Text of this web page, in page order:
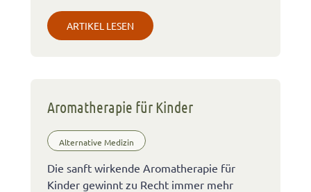
ARTIKEL LESEN
Aromatherapie für Kinder
Alternative Medizin
Die sanft wirkende Aromatherapie für
Kinder gewinnt zu Recht immer mehr